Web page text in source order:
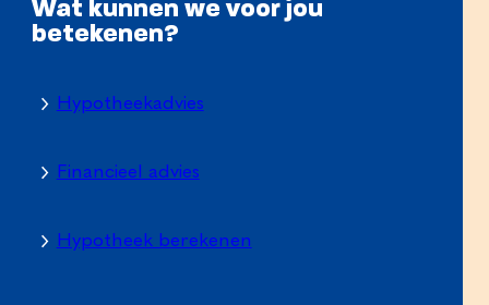
Wat kunnen we voor jou
betekenen?
Hypotheekadvies
Financieel advies
Hypotheek berekenen